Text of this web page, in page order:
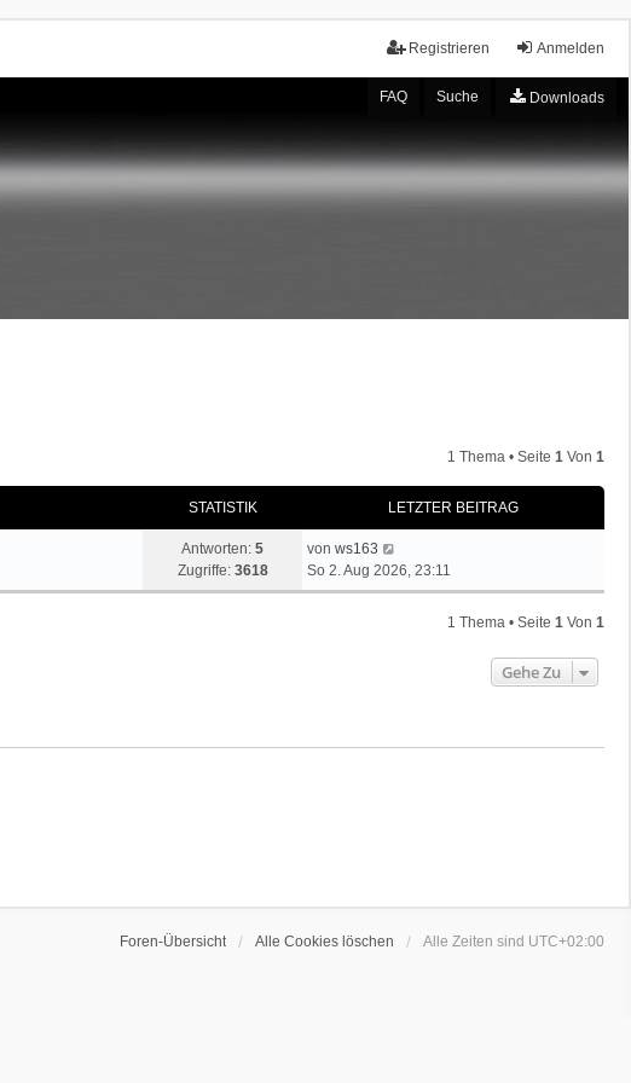
Anmelden
Registrieren
FAQ Suche Downloads
1 Thema • Seite 1 Von 1
STATISTIK LETZTER BEITRAG
Antworten: 5
Zugriffe: 3618
von ws163
So 2. Aug 2026, 23:11
1 Thema • Seite 1 Von 1
Gehe Zu
Foren-Übersicht Alle Cookies löschen Alle Zeiten sind UTC+02:00